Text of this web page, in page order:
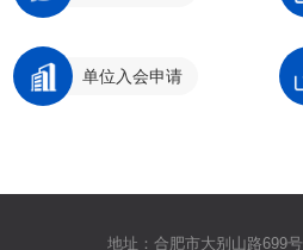
单位入会申请
地址：合肥市大别山路699